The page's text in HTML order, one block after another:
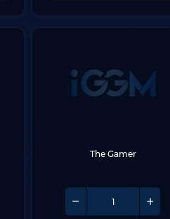
The Gamer